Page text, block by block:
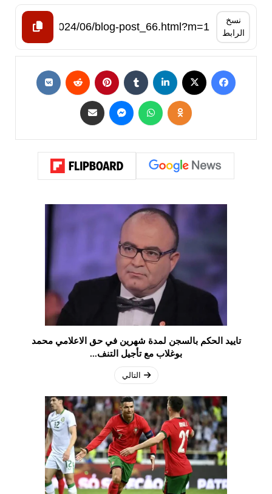
نسخ
الرابط
تاييد الحكم بالسجن لمدة شهرين في حق الاعلامي محمد
بوغلاب مع تأجيل التنف...
التالي